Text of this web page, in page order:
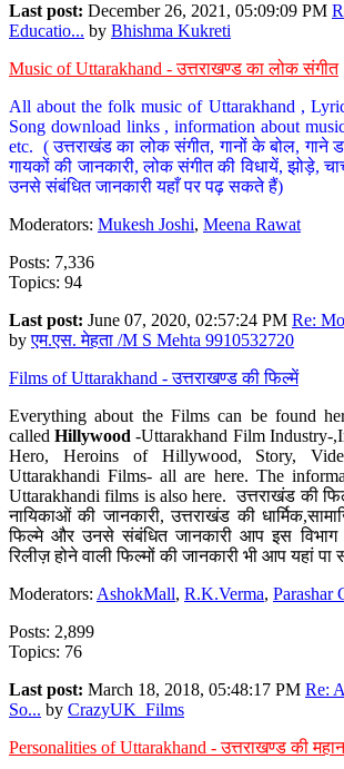
Last post: December 26, 2021, 05:09:09 PM
Educatio... by Bhishma Kukreti
Music of Uttarakhand - उत्तराखण्ड का लोक संगीत
All about the folk music of Uttarakhand ,
Song download links , information about
etc. ( उत्तराखंड का लोक संगीत, गानों के बोल,
गायकों की जानकारी, लोक संगीत की विधायें, झोड़े,
उनसे संबंधित जानकारी यहाँ पर पढ़ सकते हैं)
Moderators: Mukesh Joshi, Meena Rawat
Posts: 7,336
Topics: 94
Last post: June 07, 2020, 02:57:24 PM Re:
byएम.एस. मेहता /M S Mehta 9910532720
Films of Uttarakhand - उत्तराखण्ड की फिल्में
Everything about the Films can be found
calledHillywood-Uttarakhand Film Industry-
Hero, Heroins of Hillywood, Story,
Uttarakhandi Films- all are here. The
Uttarakhandi films is also here. उत्तराखंड की
नायिकाओं की जानकारी, उत्तराखंड की
फिल्मे और उनसे संबंधित जानकारी आप इस
रिलीज़ होने वाली फिल्मों की जानकारी भी आप यहां
Moderators: AshokMall, R.K.Verma, Parashar
Posts: 2,899
Topics: 76
Last post: March 18, 2018, 05:48:17 PM Re:
So... by CrazyUK_Films
Personalities of Uttarakhand - उत्तराखण्ड की महान/